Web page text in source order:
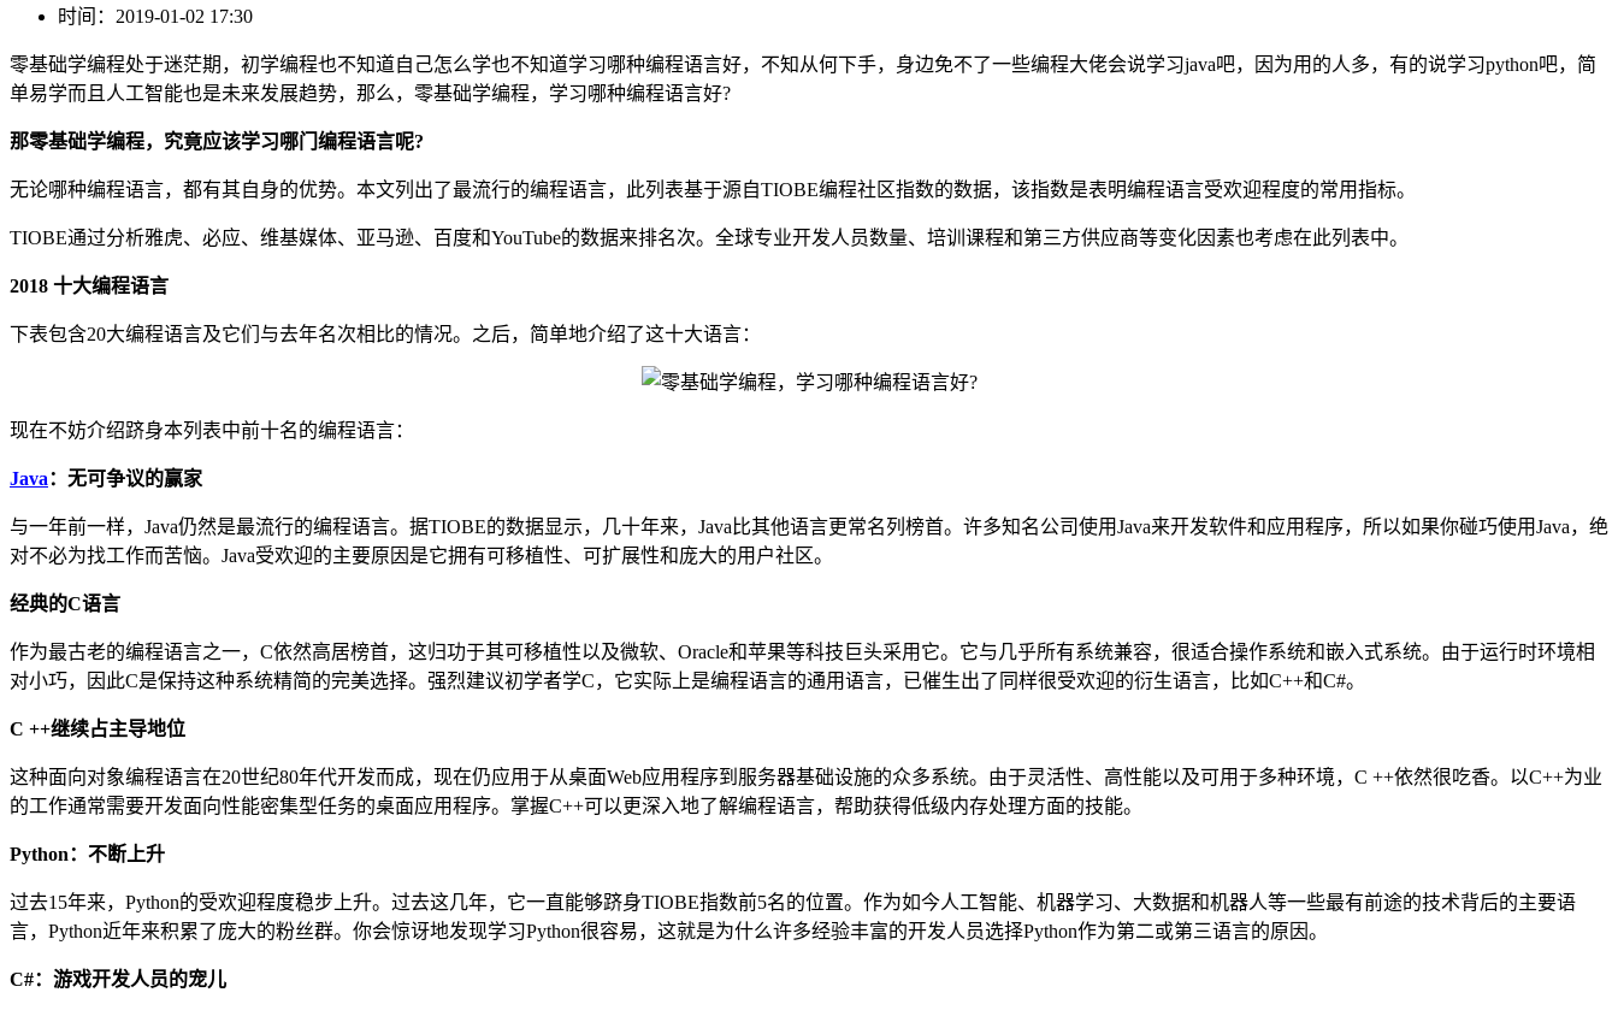
时间：2019-01-02 17:30
零基础学编程处于迷茫期，初学编程也不知道自己怎么学也不知道学习哪种编程语言好，不知从何下手，身边免不了一些编程大佬会说学习java吧，因为用的人多，有的说学习python吧，简
单易学而且人工智能也是未来发展趋势，那么，零基础学编程，学习哪种编程语言好?
那零基础学编程，究竟应该学习哪门编程语言呢?
无论哪种编程语言，都有其自身的优势。本文列出了最流行的编程语言，此列表基于源自TIOBE编程社区指数的数据，该指数是表明编程语言受欢迎程度的常用指标。
TIOBE通过分析雅虎、必应、维基媒体、亚马逊、百度和YouTube的数据来排名次。全球专业开发人员数量、培训课程和第三方供应商等变化因素也考虑在此列表中。
2018 十大编程语言
下表包含20大编程语言及它们与去年名次相比的情况。之后，简单地介绍了这十大语言：
现在不妨介绍跻身本列表中前十名的编程语言：
Java：无可争议的赢家
与一年前一样，Java仍然是最流行的编程语言。据TIOBE的数据显示，几十年来，Java比其他语言更常名列榜首。许多知名公司使用Java来开发软件和应用程序，所以如果你碰巧使用Java，绝
对不必为找工作而苦恼。Java受欢迎的主要原因是它拥有可移植性、可扩展性和庞大的用户社区。
经典的C语言
作为最古老的编程语言之一，C依然高居榜首，这归功于其可移植性以及微软、Oracle和苹果等科技巨头采用它。它与几乎所有系统兼容，很适合操作系统和嵌入式系统。由于运行时环境相
对小巧，因此C是保持这种系统精简的完美选择。强烈建议初学者学C，它实际上是编程语言的通用语言，已催生出了同样很受欢迎的衍生语言，比如C++和C#。
C ++继续占主导地位
这种面向对象编程语言在20世纪80年代开发而成，现在仍应用于从桌面Web应用程序到服务器基础设施的众多系统。由于灵活性、高性能以及可用于多种环境，C ++依然很吃香。以C++为业
的工作通常需要开发面向性能密集型任务的桌面应用程序。掌握C++可以更深入地了解编程语言，帮助获得低级内存处理方面的技能。
Python：不断上升
过去15年来，Python的受欢迎程度稳步上升。过去这几年，它一直能够跻身TIOBE指数前5名的位置。作为如今人工智能、机器学习、大数据和机器人等一些最有前途的技术背后的主要语
言，Python近年来积累了庞大的粉丝群。你会惊讶地发现学习Python很容易，这就是为什么许多经验丰富的开发人员选择Python作为第二或第三语言的原因。
C#：游戏开发人员的宠儿